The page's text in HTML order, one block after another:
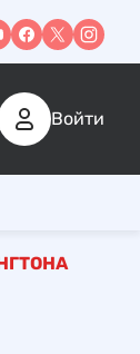
Войти